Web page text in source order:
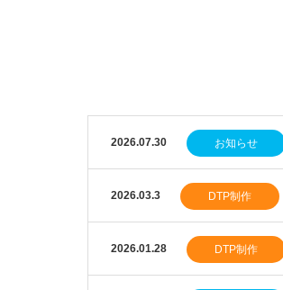
2026.07.30 お知らせ
2026.03.3 DTP制作
2026.01.28 DTP制作